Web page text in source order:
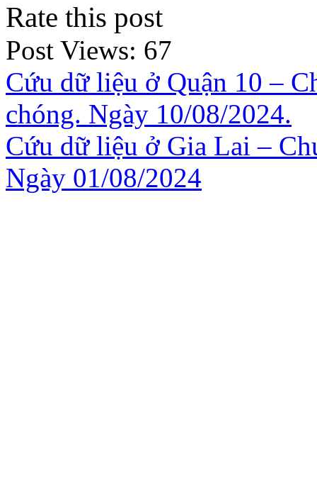
Rate this post
Post Views: 67
Cứu dữ liệu ở Quận 10 –
chóng. Ngày 10/08/2024.
Cứu dữ liệu ở Gia Lai –
Ngày 01/08/2024